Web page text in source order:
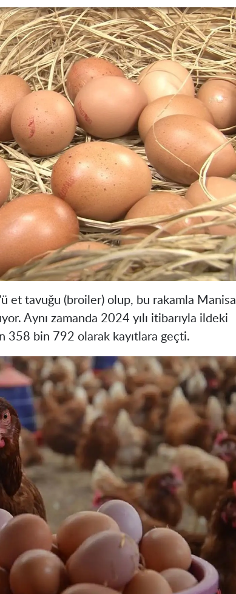
et tavuğu (broiler) olup, bu rakamla Manisa
Aynı zamanda 2024 yılı itibarıyla ildeki
358 bin 792 olarak kayıtlara geçti.